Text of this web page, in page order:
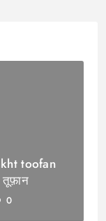
toofan
0